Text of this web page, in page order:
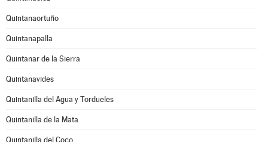
Quintanaortuño
Quintanapalla
Quintanar de la Sierra
Quintanavides
Quintanilla del Agua y Tordueles
Quintanilla de la Mata
Quintanilla del Coco